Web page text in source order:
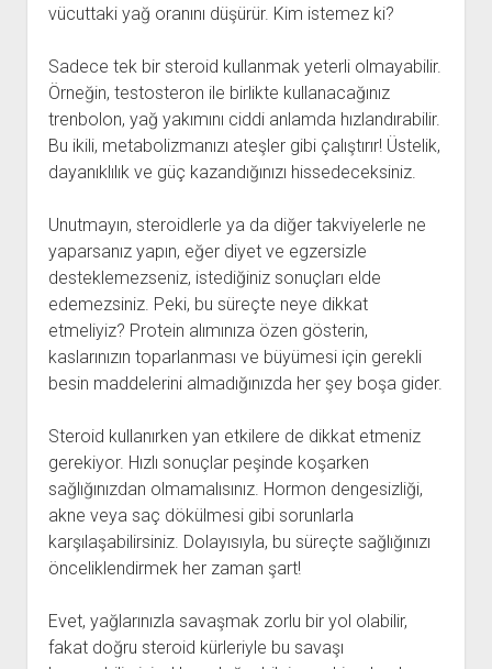
vücuttaki yağ oranını düşürür. Kim istemez ki?
Sadece tek bir steroid kullanmak yeterli olmayabilir.
Örneğin, testosteron ile birlikte kullanacağınız
trenbolon, yağ yakımını ciddi anlamda hızlandırabilir.
Bu ikili, metabolizmanızı ateşler gibi çalıştırır! Üstelik,
dayanıklılık ve güç kazandığınızı hissedeceksiniz.
Unutmayın, steroidlerle ya da diğer takviyelerle ne
yaparsanız yapın, eğer diyet ve egzersizle
desteklemezseniz, istediğiniz sonuçları elde
edemezsiniz. Peki, bu süreçte neye dikkat
etmeliyiz? Protein alımınıza özen gösterin,
kaslarınızın toparlanması ve büyümesi için gerekli
besin maddelerini almadığınızda her şey boşa gider.
Steroid kullanırken yan etkilere de dikkat etmeniz
gerekiyor. Hızlı sonuçlar peşinde koşarken
sağlığınızdan olmamalısınız. Hormon dengesizliği,
akne veya saç dökülmesi gibi sorunlarla
karşılaşabilirsiniz. Dolayısıyla, bu süreçte sağlığınızı
önceliklendirmek her zaman şart!
Evet, yağlarınızla savaşmak zorlu bir yol olabilir,
fakat doğru steroid kürleriyle bu savaşı